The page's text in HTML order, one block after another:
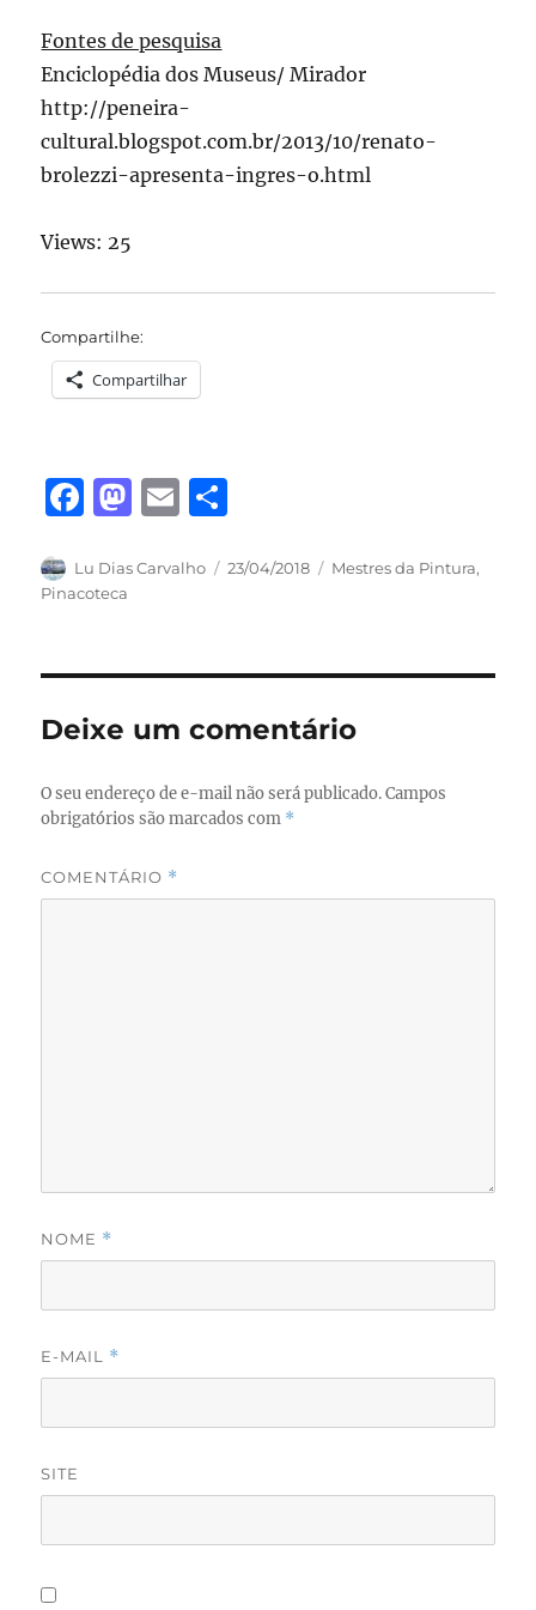
Fontes de pesquisa
Enciclopédia dos Museus/ Mirador
http://peneira-
cultural.blogspot.com.br/2013/10/renato-
brolezzi-apresenta-ingres-o.html
Views: 25
Compartilhe:
Compartilhar
F
c
e
o
o
M
st
o
n
E
ai a
Autor
Lu Dias Carvalho
Publicado
23/04/2018 Categorias
Mestres da Pintura,
Pinacoteca
Deixe um comentário
O seu endereço de e-mail não será publicado. Campos
obrigatórios são marcados com *
COMENTÁRIO *
NOME *
E-MAIL *
SITE